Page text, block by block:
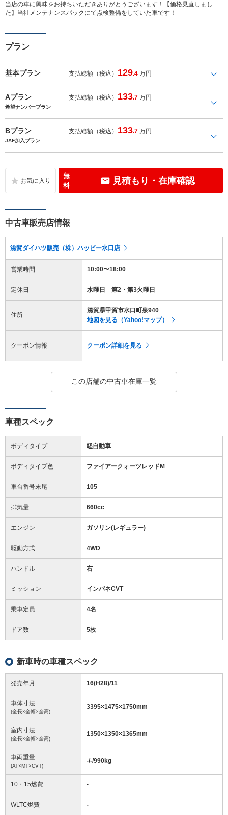
当店の車に興味をお持ちいただきありがとうございます！【価格見直しまし
た】当社メンテナンスパックにて点検整備をしていた車です！
プラン
基本プラン 支払総額（税込） 129.4 万円
Aプラン 支払総額（税込） 133.7 万円
希望ナンバープラン
Bプラン 支払総額（税込） 133.7 万円
JAF加入プラン
無
料
見積もり・在庫確認
中古車販売店情報
滋賀ダイハツ販売（株）ハッピー水口店
営業時間 10:00〜18:00
定休日 水曜日 第2・第3火曜日
住所
滋賀県甲賀市水口町泉940
地図を見る（Yahoo!マップ）
クーポン情報 クーポン詳細を見る
この店舗の中古車在庫一覧
車種スペック
ボディタイプ 軽自動車
ボディタイプ色 ファイアークォーツレッドM
車台番号末尾 105
排気量 660cc
エンジン ガソリン(レギュラー)
駆動方式 4WD
ハンドル 右
ミッション インパネCVT
乗車定員 4名
ドア数 5枚
新車時の車種スペック
発売年月 16(H28)/11
車体寸法
(全長×全幅×全高)
3395×1475×1750mm
室内寸法
(全長×全幅×全高)
1350×1350×1365mm
車両重量
(AT×MT×CVT)
-/-/990kg
10・15燃費 -
WLTC燃費 -